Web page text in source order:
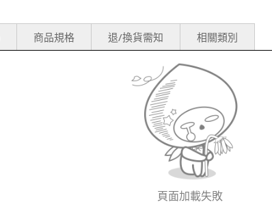
商品規格 退/換貨需知 相關類別
頁面加載失敗